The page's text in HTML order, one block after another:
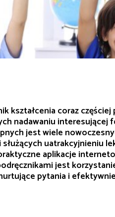
kształcenia coraz częściej
nadawaniu
jest wiele
uatrakcyjnieniu
aplikacje
jest
pytania i